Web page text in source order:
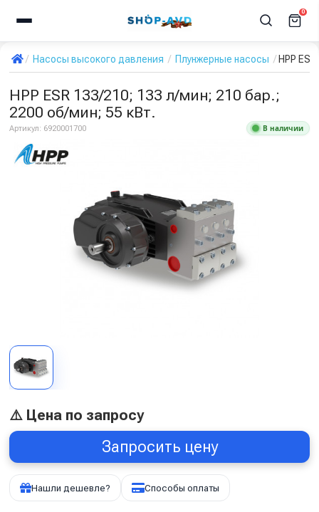
0
Насосы высокого давления Плунжерные насосы HPP
HPP ESR 133/210; 133 л/мин; 210 бар.;
2200 об/мин; 55 кВт.
Артикул: 6920001700 В наличии
⚠️ Цена по запросу
Запросить цену
Нашли дешевле? Способы оплаты